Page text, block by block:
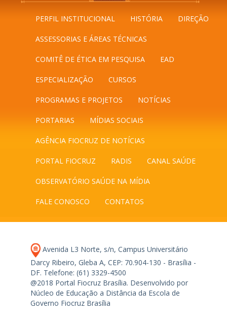
PERFIL INSTITUCIONAL HISTÓRIA DIREÇÃO
ASSESSORIAS E ÁREAS TÉCNICAS
COMITÊ DE ÉTICA EM PESQUISA EAD
ESPECIALIZAÇÃO CURSOS
PROGRAMAS E PROJETOS NOTÍCIAS
PORTARIAS MÍDIAS SOCIAIS
AGÊNCIA FIOCRUZ DE NOTÍCIAS
PORTAL FIOCRUZ RADIS CANAL SAÚDE
OBSERVATÓRIO SAÚDE NA MÍDIA
FALE CONOSCO CONTATOS
Avenida L3 Norte, s/n, Campus Universitário
Darcy Ribeiro, Gleba A, CEP: 70.904-130 - Brasília -
DF. Telefone: (61) 3329-4500
@2018 Portal Fiocruz Brasília. Desenvolvido por
Núcleo de Educação a Distância da Escola de
Governo Fiocruz Brasília